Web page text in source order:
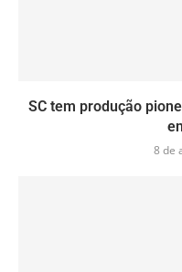
SC tem produção
8 de